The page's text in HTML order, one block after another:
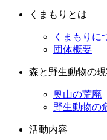
くまもりとは
くまもりに
団体概要
森と野生動物の
奥山の荒廃
野生動物の
活動内容